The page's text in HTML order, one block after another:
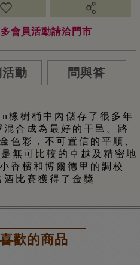
會員活動請洽門市
動 問與答
橡樹桶中內儲存了很多年
合成為最好的干邑。路
色彩，不可置信的平順、
無可比較的卓越及精密地
香檳和博爾德里的調校
比賽獲得了金獎
歡的商品